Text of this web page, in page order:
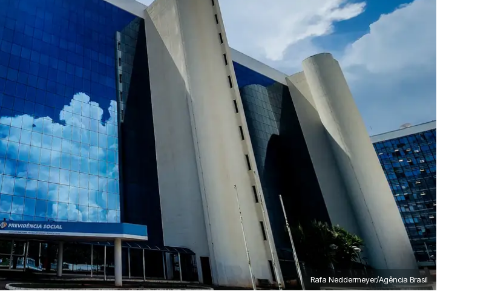
Rafa Neddermeyer/Agência Brasil